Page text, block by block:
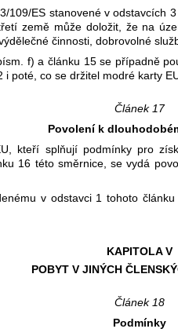
ES stanovené v odstavcích
země může doložit, že na
činnosti, dobrovolné
f) a článku 15 se případně
i poté, co se držitel modré karty
Článek 17
Povolení k
kteří splňují podmínky pro
16 této směrnice, se vydá
v odstavci 1 tohoto článku
KAPITOLA V
POBYT V JINÝCH
Článek 18
Podmínky